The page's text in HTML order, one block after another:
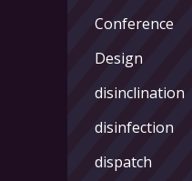
Conference
Design
disinclination
disinfection
dispatch